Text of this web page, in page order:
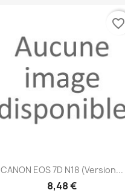
Aperçu rapide
CANON EOS 7D N18 (version...
8,48 €
favorite_border